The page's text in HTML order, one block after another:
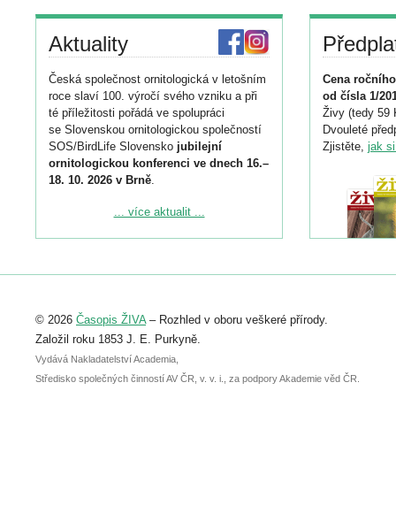
Aktuality
Česká společnost ornitologická v letošním
roce slaví 100. výročí svého vzniku a při
té příležitosti pořádá ve spolupráci
se Slovenskou ornitologickou společností
SOS/BirdLife Slovensko jubilejní
ornitologickou konferenci ve dnech 16.–
18. 10. 2026 v Brně.
Podrobnější informace ke konferenci
Registrovat se můžete do 6. září.
abstraktu přihlášené přednášky nebo
posteru je už 30. června.
... více aktualit ...
Cena
od čísla 1/
Živy (tedy 59
Dvouleté
Zjistěte, jak
© 2026 Časopis ŽIVA– Rozhled v oboru veškeré přírody.
Založil roku 1853 J. E. Purkyně.
Vydává Nakladatelství Academia,
Středisko společných činností AV ČR, v. v. i., za podpory Akademie věd ČR.